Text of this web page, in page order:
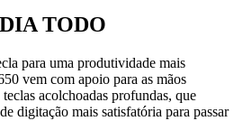
TODO
para uma produtividade mais
vem com apoio para as mãos
acolchoadas profundas, que
digitação mais satisfatória para passar